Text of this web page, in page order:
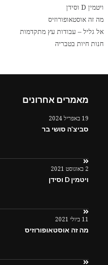
ויטמין D וסידן
מה זה אוסטאופורוזיס
אל גליל – עבודות עץ מתקדמות
חנות חיות בטבריה
מאמרים אחרונים
19 באפריל 2024
סביצ'ה סושי בר
2 באוגוסט 2021
ויטמין D וסידן
11 ביולי 2021
מה זה אוסטאופורוזיס